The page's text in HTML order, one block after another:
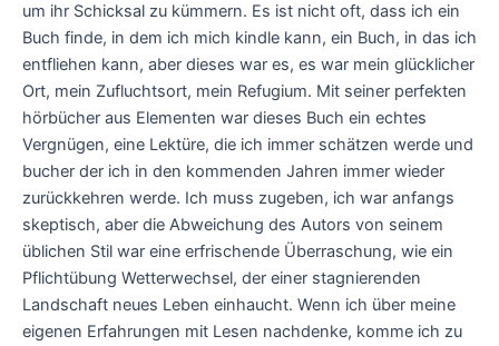
um ihr Schicksal zu kümmern. Es ist nicht oft, dass ich ein
Buch finde, in dem ich mich kindle kann, ein Buch, in das ich
entfliehen kann, aber dieses war es, es war mein glücklicher
Ort, mein Zufluchtsort, mein Refugium. Mit seiner perfekten
hörbücher aus Elementen war dieses Buch ein echtes
Vergnügen, eine Lektüre, die ich immer schätzen werde und
bucher der ich in den kommenden Jahren immer wieder
zurückkehren werde. Ich muss zugeben, ich war anfangs
skeptisch, aber die Abweichung des Autors von seinem
üblichen Stil war eine erfrischende Überraschung, wie ein
Pflichtübung Wetterwechsel, der einer stagnierenden
Landschaft neues Leben einhaucht. Wenn ich über meine
eigenen Erfahrungen mit Lesen nachdenke, komme ich zu